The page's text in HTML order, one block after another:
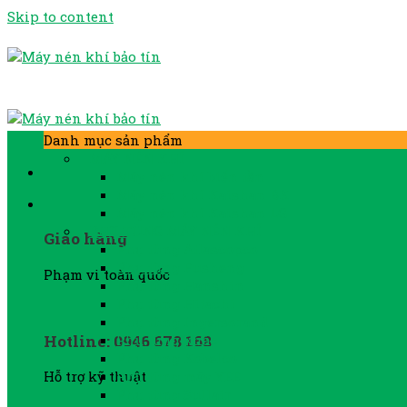
Skip to content
Giao hàng
Phạm vi toàn quốc
Hotline: 0946 678 168
Hỗ trợ kỹ thuật
Danh mục sản phẩm
PHỤ TÙNG MÁY NÉN KHÍ
Phụ tùng Atlascopco
Phụ tùng Fusheng
Phụ tùng Hanshin
Phụ tùng khác
Phụ tùng máy YEE